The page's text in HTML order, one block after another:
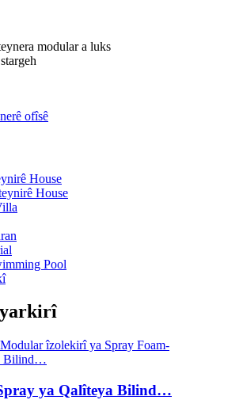
ofîsê
House
House
Pool
ya Qalîteya Bilind…